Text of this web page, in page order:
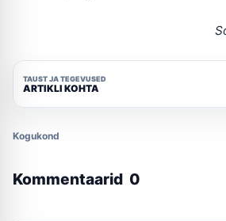
TAUST JA TEGEVUSED
ARTIKLI KOHTA
Kogukond
Kommentaarid 0